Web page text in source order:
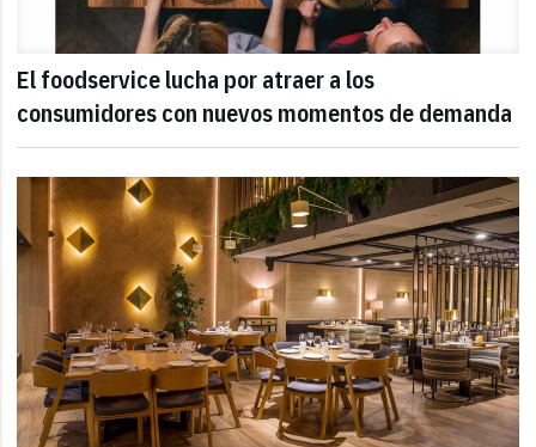
El foodservice lucha por atraer a los
consumidores con nuevos momentos de demanda